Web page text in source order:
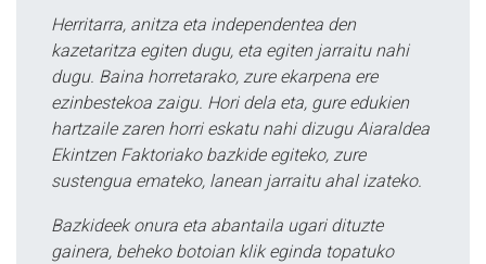
Herritarra, anitza eta independentea den
kazetaritza egiten dugu, eta egiten jarraitu nahi
dugu. Baina horretarako, zure ekarpena ere
ezinbestekoa zaigu. Hori dela eta, gure edukien
hartzaile zaren horri eskatu nahi dizugu Aiaraldea
Ekintzen Faktoriako bazkide egiteko, zure
sustengua emateko, lanean jarraitu ahal izateko.
Bazkideek onura eta abantaila ugari dituzte
gainera, beheko botoian klik eginda topatuko